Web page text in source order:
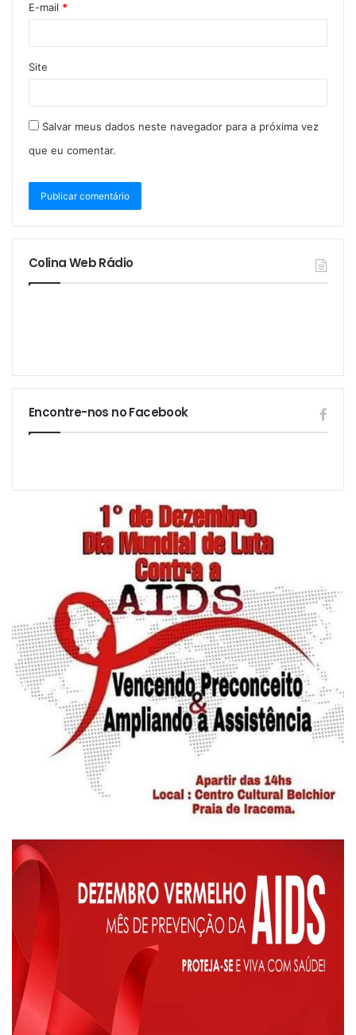
E-mail *
Site
Salvar meus dados neste navegador para a próxima vez
que eu comentar.
Colina Web Rádio
Encontre-nos no Facebook